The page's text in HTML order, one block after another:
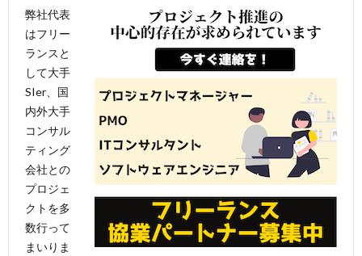
弊社代表
はフリー
ランスと
して大手
SIer、国
内外大手
コンサル
ティング
会社との
プロジェ
クトを多
数行って
まいりま